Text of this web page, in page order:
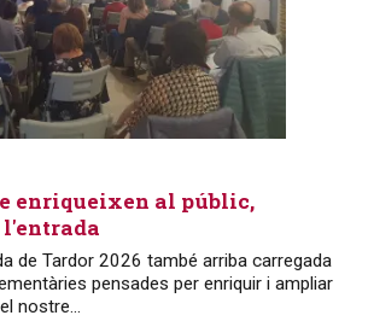
enriqueixen al públic,
l'entrada
de Tardor 2026 també arriba carregada
pensades per enriquir i ampliar
nostre...